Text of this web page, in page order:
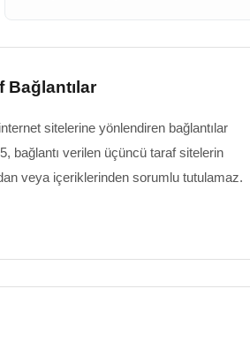
Bağlantılar
sitelerine yönlendiren bağlantılar
bağlantı verilen üçüncü taraf sitelerin
veya içeriklerinden sorumlu tutulamaz.